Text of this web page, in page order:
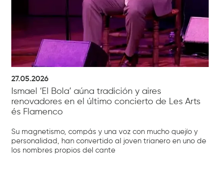
27.05.2026
Ismael ‘El Bola’ aúna tradición y aires
renovadores en el último concierto de Les Arts
és Flamenco
Su magnetismo, compás y una voz con mucho quejío y
personalidad, han convertido al joven trianero en uno de
los nombres propios del cante